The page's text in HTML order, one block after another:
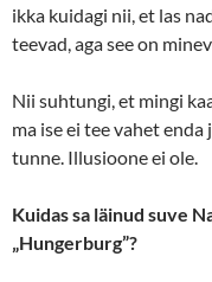
ikka kuidagi nii, et las
teevad, aga see on
Nii suhtungi, et mingi
ma ise ei tee vahet enda
tunne. Illusioone ei ole.
Kuidas sa läinud suve
„Hungerburg”?